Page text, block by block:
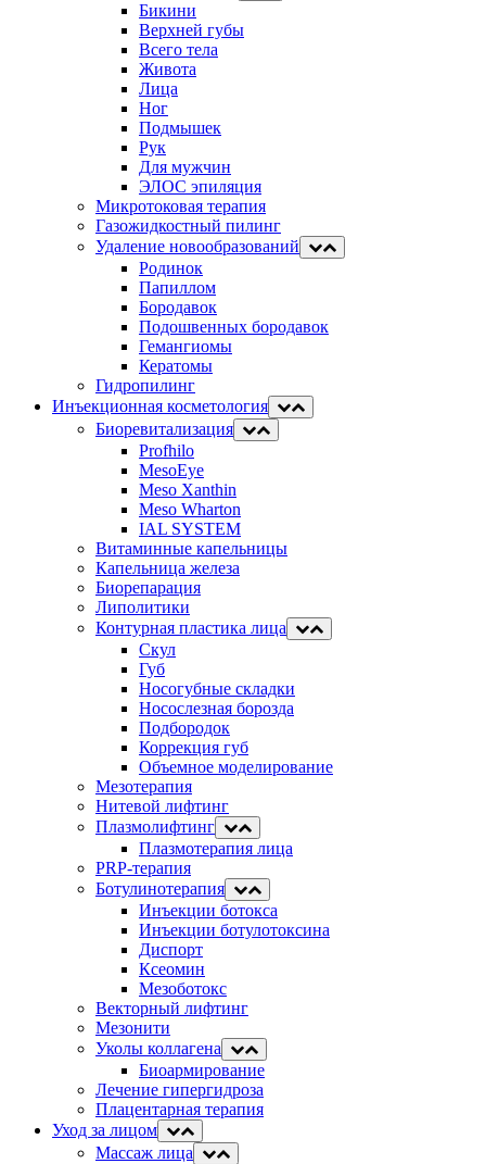
Бикини
Верхней губы
Всего тела
Живота
Лица
Ног
Подмышек
Рук
Для мужчин
ЭЛОС эпиляция
Микротоковая терапия
Газожидкостный пилинг
Удаление новообразований
Родинок
Папиллом
Бородавок
Подошвенных бородавок
Гемангиомы
Кератомы
Гидропилинг
Инъекционная косметология
Биоревитализация
Profhilo
MesoEye
Meso Xanthin
Meso Wharton
IAL SYSTEM
Витаминные капельницы
Капельница железа
Биорепарация
Липолитики
Контурная пластика лица
Скул
Губ
Носогубные складки
Носослезная борозда
Подбородок
Коррекция губ
Объемное моделирование
Мезотерапия
Нитевой лифтинг
Плазмолифтинг
Плазмотерапия лица
PRP-терапия
Ботулинотерапия
Инъекции ботокса
Инъекции ботулотоксина
Диспорт
Ксеомин
Мезоботокс
Векторный лифтинг
Мезонити
Уколы коллагена
Биоармирование
Лечение гипергидроза
Плацентарная терапия
Уход за лицом
Массаж лица